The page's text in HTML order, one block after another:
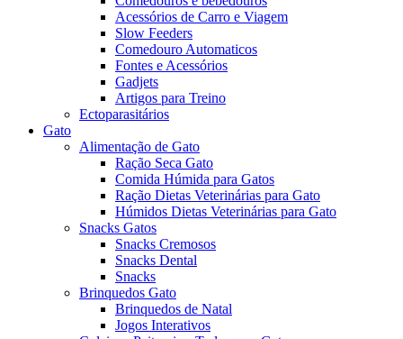
Acessórios de Carro e Viagem
Slow Feeders
Comedouro Automaticos
Fontes e Acessórios
Gadjets
Artigos para Treino
Ectoparasitários
Gato
Alimentação de Gato
Ração Seca Gato
Comida Húmida para Gatos
Ração Dietas Veterinárias para Gato
Húmidos Dietas Veterinárias para Gato
Snacks Gatos
Snacks Cremosos
Snacks Dental
Snacks
Brinquedos Gato
Brinquedos de Natal
Jogos Interativos